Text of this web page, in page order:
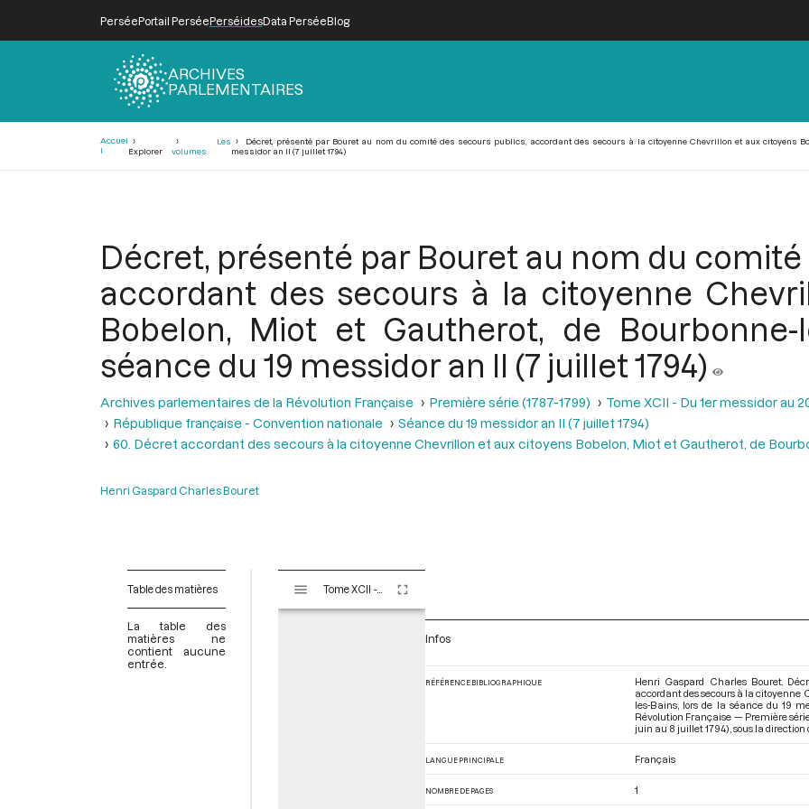
PerséePortail PerséePerséidesData PerséeBlog
ARCHIVES
PARLEMENTAIRES
Accuei
l
Explorer
Les
volumes
Décret, présenté par Bouret au nom du comité des secours publics, accordant des secours à la citoyenne Chevrillon et aux citoyens
messidor an II (7 juillet 1794)
Décret, présenté par Bouret au nom du
accordant des secours à la citoyenne
Bobelon, Miot et Gautherot, de
séance du 19 messidor an II (7 juillet 1794)
Archives parlementaires de la Révolution Française Première série (1787-1799)
Tome XCII - Du 1er messidor au
République française - Convention nationale
Séance du 19 messidor an II (7 juillet 1794)
60. Décret accordant des secours à la citoyenne Chevrillon et aux citoyens Bobelon, Miot et Gautherot, de
Henri Gaspard Charles Bouret
Table des matières
La table des
matières ne
contient aucune
entrée.
s
Tome XCII - Du 1er messidor au 20 messidor An II (19 juin au 8 juillet 1794)
Infos
RÉFÉRENCE BIBLIOGRAPHIQUE
Henri Gaspard Charles Bouret.
accordant des secours à la citoyenne
les-Bains, lors de la séance du 19
Révolution Française — Première
juin au 8 juillet 1794) , sous la
LANGUE PRINCIPALE Français
NOMBRE DE PAGES 1